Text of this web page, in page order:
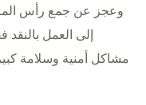
وعجز عن جمع رأس
إلى العمل
مشاكل أمنية وسلامة